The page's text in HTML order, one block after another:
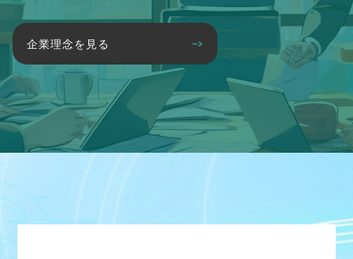
企業理念を見る